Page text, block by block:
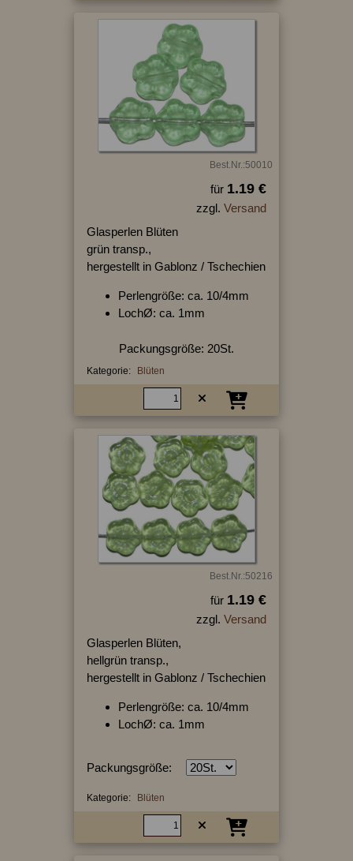
Best.Nr.:50010
für 1.19 €
zzgl. Versand
Glasperlen Blüten
grün transp.,
hergestellt in Gablonz / Tschechien
Perlengröße: ca. 10/4mm
LochØ: ca. 1mm
Packungsgröße: 20St.
Kategorie: Blüten
Best.Nr.:50216
für 1.19 €
zzgl. Versand
Glasperlen Blüten,
hellgrün transp.,
hergestellt in Gablonz / Tschechien
Perlengröße: ca. 10/4mm
LochØ: ca. 1mm
Packungsgröße:
Kategorie: Blüten